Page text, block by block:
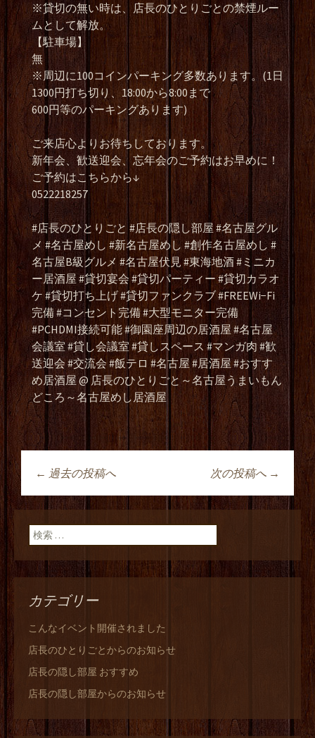
※貸切の無い時は、店長のひとりごとの禁煙ルー
ムとして解放。
【駐車場】
無
※周辺に100コインパーキング多数あります。(1日
1300円打ち切り、18:00から8:00まで
600円等のパーキングあります)
ご来店心よりお待ちしております。
新年会、歓送迎会、忘年会のご予約はお早めに！
ご予約はこちらから↓
0522218257
#店長のひとりごと #店長の隠し部屋 #名古屋グル
メ #名古屋めし #新名古屋めし #創作名古屋めし #
名古屋B級グルメ #名古屋伏見 #東海地酒 #ミニカ
ー居酒屋 #貸切宴会 #貸切パーティー #貸切カラオ
ケ #貸切打ち上げ #貸切ファンクラブ #FREEWi−Fi
完備 #コンセント完備 #大型モニター完備
#PCHDMI接続可能 #御園座周辺の居酒屋 #名古屋
会議室 #貸し会議室 #貸しスペース #マンガ肉 #歓
送迎会 #交流会 #飯テロ #名古屋 #居酒屋 #おすす
め居酒屋 @ 店長のひとりごと～名古屋うまいもん
どころ～名古屋めし居酒屋
投稿ナビゲーショ
ン
← 過去の投稿へ 次の投稿へ →
検索:
カテゴリー
こんなイベント開催されました
店長のひとりごとからのお知らせ
店長の隠し部屋 おすすめ
店長の隠し部屋からのお知らせ